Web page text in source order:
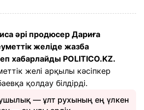
әрі продюсер Дариға
желіде жазба
хабарлайды POLITICO.KZ.
желі арқылы кәсіпкер
қолдау білдірді.
— ұлт рухының ең үлкен